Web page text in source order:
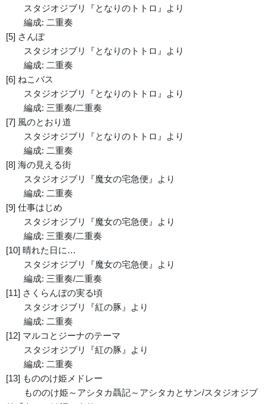
スタジオジブリ『となりのトトロ』より
編成: 二重奏
[5] さんぽ
スタジオジブリ『となりのトトロ』より
編成: 二重奏
[6] ねこバス
スタジオジブリ『となりのトトロ』より
編成: 三重奏/二重奏
[7] 風のとおり道
スタジオジブリ『となりのトトロ』より
編成: 二重奏
[8] 海の見える街
スタジオジブリ『魔女の宅急便』より
編成: 二重奏
[9] 仕事はじめ
スタジオジブリ『魔女の宅急便』より
編成: 三重奏/二重奏
[10] 晴れた日に…
スタジオジブリ『魔女の宅急便』より
編成: 三重奏/二重奏
[11] さくらんぼの実る頃
スタジオジブリ『紅の豚』より
編成: 二重奏
[12] マルコとジーナのテーマ
スタジオジブリ『紅の豚』より
編成: 二重奏
[13] もののけ姫メドレー
もののけ姫～アシタカ聶記～アシタカとサン/スタジオジブ